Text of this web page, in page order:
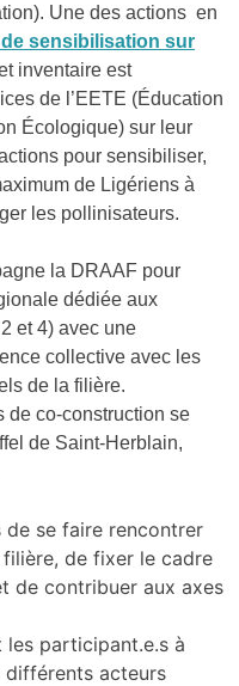
Une des actions en
de sensibilisation sur
inventaire est
de l’EETE (Éducation
Écologique) sur leur
pour sensibiliser,
de Ligériens à
les pollinisateurs.
la DRAAF pour
dédiée aux
et 4) avec une
collective avec les
de la filière.
de co-construction se
de Saint-Herblain,
de se faire rencontrer
de fixer le cadre
de contribuer aux axes
les participant.e.s à
acteurs